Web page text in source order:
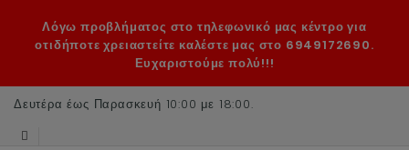
Λόγω προβλήματος στο τηλεφωνικό μας κέντρο για
οτιδήποτε χρειαστείτε καλέστε μας στο 6949172690.
Ευχαριστούμε πολύ!!!
Δευτέρα έως Παρασκευή 10:00 με 18:00.